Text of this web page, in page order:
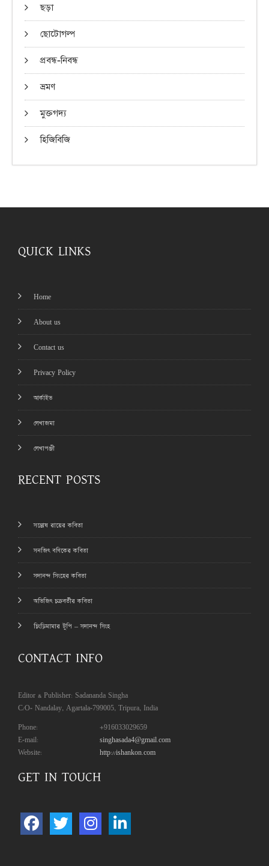
ছড়া
ছোটোগল্প
প্রবন্ধ-নিবন্ধ
ভ্রমণ
মুক্তগদ্য
হিজিবিজি
QUICK LINKS
Home
About us
Contact us
Privacy Policy
আর্কাইভ
লেখাজমা
লেখাপঞ্জী
RECENT POSTS
সন্তোষ রায়ের কবিতা
সনজিৎ বণিকের কবিতা
সদানন্দ সিংহের কবিতা
অভিজিৎ চক্রবর্তীর কবিতা
চিংড়িমামার টুপি – সদানন্দ সিংহ
CONTACT INFO
Editor & Publisher: Sadananda Singha
C/O- Nandalay, Agartala-799005, Tripura, India
Phone:
+916033029659
E-mail:
singhasada4@gmail.com
Website:
http://ishankon.com
GET IN TOUCH